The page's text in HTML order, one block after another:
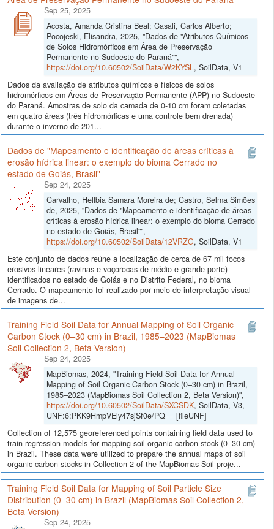
Sep 25, 2025
Acosta, Amanda Cristina Beal; Casali, Carlos Alberto;
Pocojeski, Elisandra, 2025, "Dados de "Atributos Químicos
de Solos Hidromórficos em Área de Preservação
Permanente no Sudoeste do Paraná"",
https://doi.org/10.60502/SoilData/W2KYSL, SoilData, V1
Dados da avaliação de atributos químicos e físicos de solos
hidromórficos em Áreas de Preservação Permanente (APP) no Sudoeste
do Paraná. Amostras de solo da camada de 0-10 cm foram coletadas
em quatro áreas (três hidromórficas e uma controle bem drenada)
durante o inverno de 201...
Dados de "Mapeamento e identificação de áreas críticas à
erosão hídrica linear: o exemplo do bioma Cerrado no
estado de Goiás, Brasil"
Sep 24, 2025
Carvalho, Hellbia Samara Moreira de; Castro, Selma Simões
de, 2025, "Dados de "Mapeamento e identificação de áreas
críticas à erosão hídrica linear: o exemplo do bioma Cerrado
no estado de Goiás, Brasil"",
https://doi.org/10.60502/SoilData/12VRZG, SoilData, V1
Este conjunto de dados reúne a localização de cerca de 67 mil focos
erosivos lineares (ravinas e voçorocas de médio e grande porte)
identificados no estado de Goiás e no Distrito Federal, no bioma
Cerrado. O mapeamento foi realizado por meio de interpretação visual
de imagens de...
Training Field Soil Data for Annual Mapping of Soil Organic
Carbon Stock (0–30 cm) in Brazil, 1985–2023 (MapBiomas
Soil Collection 2, Beta Version)
Sep 24, 2025
MapBiomas, 2024, "Training Field Soil Data for Annual
Mapping of Soil Organic Carbon Stock (0–30 cm) in Brazil,
1985–2023 (MapBiomas Soil Collection 2, Beta Version)",
https://doi.org/10.60502/SoilData/SXCSDK, SoilData, V3,
UNF:6:PKK9HmpVEly47sjSf0e/PQ== [fileUNF]
Collection of 12,575 georeferenced points containing field data used to
train regression models for mapping soil organic carbon stock (0–30 cm)
in Brazil. These data were utilized to prepare the annual maps of soil
organic carbon stocks in Collection 2 of the MapBiomas Soil proje...
Training Field Soil Data for Mapping of Soil Particle Size
Distribution (0–30 cm) in Brazil (MapBiomas Soil Collection 2,
Beta Version)
Sep 24, 2025